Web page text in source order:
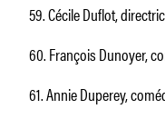
59. Cécile Duflot,
60. François Dunoyer,
61. Annie Duperey,